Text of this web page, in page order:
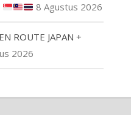
8 Agustus 2026
ROUTE JAPAN +
2026